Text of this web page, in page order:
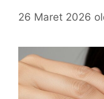
26 Maret 2026